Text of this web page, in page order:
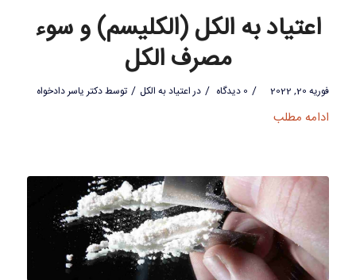
اعتیاد به الکل (الکلیسم) و سوء
مصرف الکل
فوریه 20, 2022 / 0 دیدگاه / در اعتیاد به الکل / توسطدکتر یاسر دادخواه
ادامه مطلب